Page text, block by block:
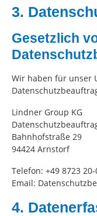
3.
Gesetzlich
Wir haben für unser
Lindner Group KG
Bahnhofstraße 29
94424 Arnstorf
Telefon: +49 8723 20-
Email:
4.